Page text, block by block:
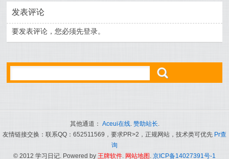
发表评论
要发表评论，您必须先登录。
ő
其他通道： Aceui在线. 赞助站长
友情链接交换：联系QQ：652511569，要求PR>2，正规网站，技术类可优先 Pr查
询
© 2012 学习日记. Powered by 王牌软件 网站地图 京ICP备14027391号-1